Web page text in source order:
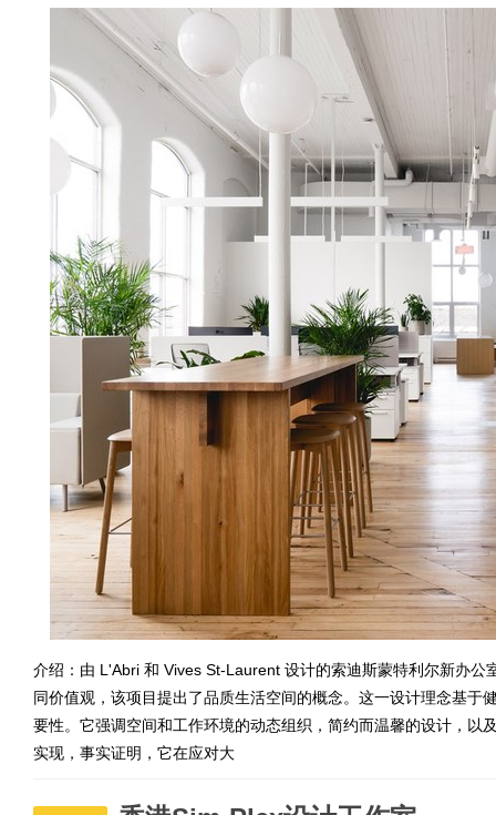
介绍：由 L'Abri 和 Vives St-Laurent 设计的索迪斯蒙特利尔新办
同价值观，该项目提出了品质生活空间的概念。这一设计理念基
要性。它强调空间和工作环境的动态组织，简约而温馨的设计，
实现，事实证明，它在应对大